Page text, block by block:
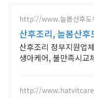
http://www.늘봄산후도
산후조리, 늘봄산후
미
산후조리 정부지원업
생아케어, 불만족시교
http://